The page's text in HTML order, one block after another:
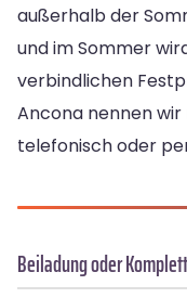
außerhalb der
und im Sommer
verbindlichen
Ancona nennen
telefonisch oder
Beiladung oder